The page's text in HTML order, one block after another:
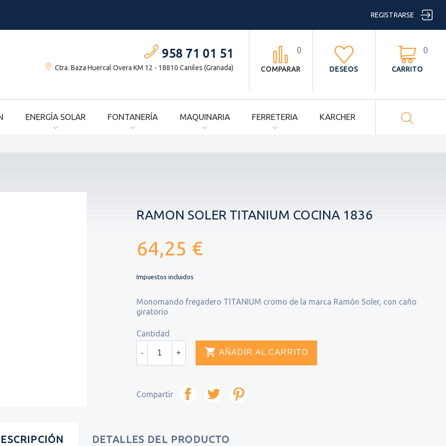
REGISTRARSE 

CARRITO
0

DESEOS

COMPARAR
0
958 71 01 51
Ctra. Baza Huercal Overa KM 12 - 18810 Caniles (Granada)
ENERGÍA SOLAR FONTANERÍA MAQUINARIA FERRETERIA KARCHER 
RAMON SOLER TITANIUM COCINA 1836
64,25 €
Impuestos incluidos
Monomando fregadero TITANIUM cromo de la marca Ramón Soler, con caño
giratorio
Cantidad
- +  AÑADIR AL CARRITO
Compartir
DETALLES DEL PRODUCTO